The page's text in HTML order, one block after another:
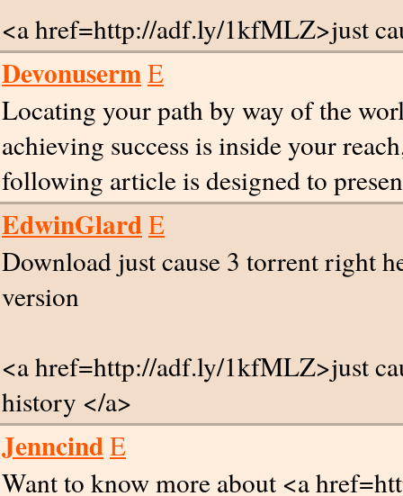
<a href=http://adf.ly/1kfMLZ>just
DevonusermE
Locating your path by way of the
achieving success is inside your
following article is designed to
EdwinGlardE
Download just cause 3 torrent right
version
<a href=http://adf.ly/1kfMLZ>just
history </a>
JenncindE
Want to know more about <a